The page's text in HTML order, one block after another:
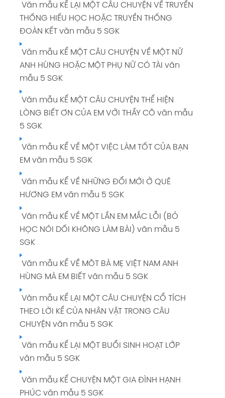
Văn mẫu KỂ LẠI MỘT CÂU CHUYỆN VỀ TRUYỀN
THỐNG HIẾU HỌC HOẶC TRUYỀN THỐNG
ĐOÀN KẾT văn mẫu 5 SGK
Văn mẫu KỂ MỘT CÂU CHUYỆN VỀ MỘT NỮ
ANH HÙNG HOẶC MỘT PHỤ NỮ CÓ TÀI văn
mẫu 5 SGK
Văn mẫu KỂ MỘT CÂU CHUYỆN THỂ HIỆN
LÒNG BIẾT ƠN CỦA EM VỚI THẦY CÔ văn mẫu
5 SGK
Văn mẫu KỂ VỀ MỘT VIỆC LÀM TỐT CỦA BẠN
EM văn mẫu 5 SGK
Văn mẫu KỂ VỀ NHỮNG ĐỔI MỚI Ở QUÊ
HƯƠNG EM văn mẫu 5 SGK
Văn mẫu KỂ VỀ MỘT LẦN EM MẮC LỖI (BỎ
HỌC NÓI DỐI KHÔNG LÀM BÀI) văn mẫu 5
SGK
Văn mẫu KỂ VỀ MÔT BÀ MẸ VIỆT NAM ANH
HÙNG MÀ EM BIẾT văn mẫu 5 SGK
Văn mẫu KỂ LẠI MỘT CÂU CHUYỆN CỔ TÍCH
THEO LỜI KỂ CỦA NHÂN VẬT TRONG CÂU
CHUYỆN văn mẫu 5 SGK
Văn mẫu KỂ LẠI MỘT BUỔI SINH HOẠT LỚP
văn mẫu 5 SGK
Văn mẫu KỂ CHUYỆN MỘT GIA ĐÌNH HẠNH
PHÚC văn mẫu 5 SGK